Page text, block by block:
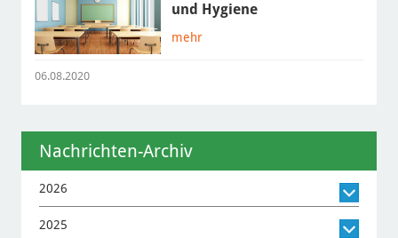
und Hygiene
mehr
06.08.2020
Nachrichten-Archiv
2026
2025